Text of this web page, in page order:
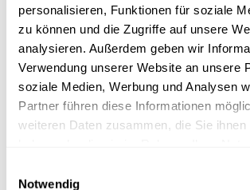
personalisieren, Funktionen für soziale
zu können und die Zugriffe auf unsere
analysieren. Außerdem geben wir
Verwendung unserer Website an unsere
soziale Medien, Werbung und Analysen
Partner führen diese Informationen
weiteren Daten zusammen, die Sie ihnen
Notwendig
Kundenfazit
Die uniqbit AG hat uns zuverlässig
der Bestandsanalyse, Aufbau der
und Umzug zur GCP unterstützt.
ordentlich planen und